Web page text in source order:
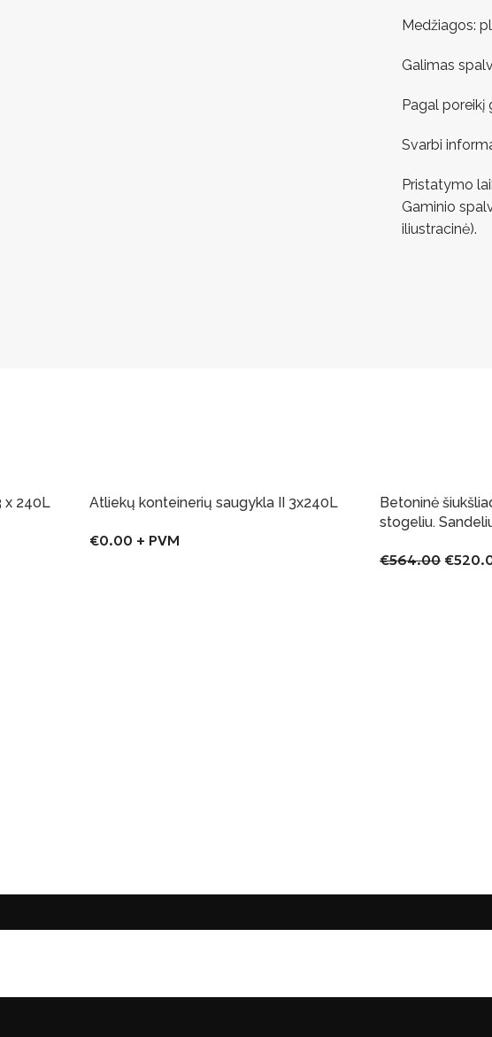
Medžiagos:
Galimas
Pagal poreikį
Svarbi
Pristatymo
Gaminio
iliustracinė).
x 240L Atliekų konteinerių saugykla II 3x240L
€0.00 + PVM
Betoninė
stogeliu.
€564.00 €